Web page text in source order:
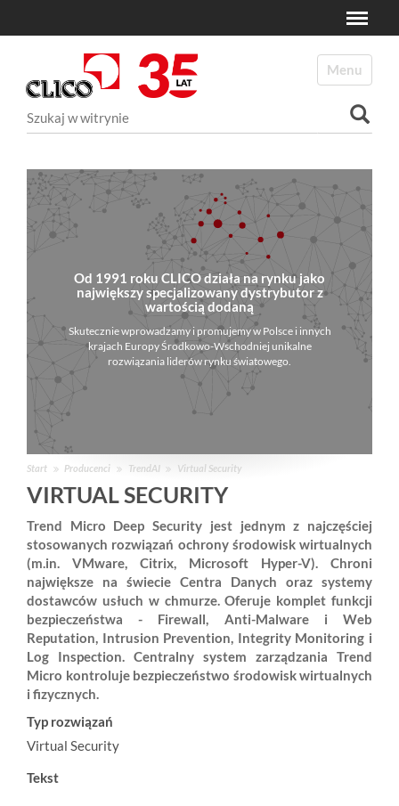
Toggle
Od 1991 roku CLICO działa na rynku jako
największy specjalizowany dystrybutor z
wartością dodaną
Skutecznie wprowadzamy i promujemy w Polsce i innych
krajach Europy Środkowo-Wschodniej unikalne
rozwiązania liderów rynku światowego.
Start Producenci TrendAI Virtual Security
VIRTUAL SECURITY
Trend Micro Deep Security jest jednym z najczęściej
stosowanych rozwiązań ochrony środowisk wirtualnych
(m.in. VMware, Citrix, Microsoft Hyper-V). Chroni
największe na świecie Centra Danych oraz systemy
dostawców usłuch w chmurze. Oferuje komplet funkcji
bezpieczeństwa - Firewall, Anti-Malware i Web
Reputation, Intrusion Prevention, Integrity Monitoring i
Log Inspection. Centralny system zarządzania Trend
Micro kontroluje bezpieczeństwo środowisk wirtualnych
i fizycznych.
Typ rozwiązań
Virtual Security
Tekst